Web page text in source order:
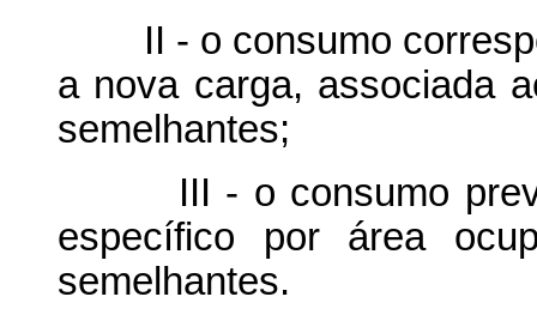
II - o consumo
a nova carga, associada
semelhantes;
III - o consumo
específico por área
semelhantes.